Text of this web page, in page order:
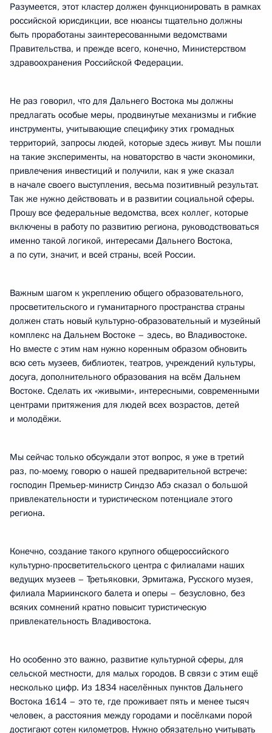
Разумеется, этот кластер должен функционировать в рамках
российской юрисдикции, все нюансы тщательно должны
быть проработаны заинтересованными ведомствами
Правительства, и прежде всего, конечно, Министерством
здравоохранения Российской Федерации.
Не раз говорил, что для Дальнего Востока мы должны
предлагать особые меры, продвинутые механизмы и гибкие
инструменты, учитывающие специфику этих громадных
территорий, запросы людей, которые здесь живут. Мы пошли
на такие эксперименты, на новаторство в части экономики,
привлечения инвестиций и получили, как я уже сказал
в начале своего выступления, весьма позитивный результат.
Так же нужно действовать и в развитии социальной сферы.
Прошу все федеральные ведомства, всех коллег, которые
включены в работу по развитию региона, руководствоваться
именно такой логикой, интересами Дальнего Востока,
а по сути, значит, и всей страны, всей России.
Важным шагом к укреплению общего образовательного,
просветительского и гуманитарного пространства страны
должен стать новый культурно-образовательный и музейный
комплекс на Дальнем Востоке – здесь, во Владивостоке.
Но вместе с этим нам нужно коренным образом обновить
всю сеть музеев, библиотек, театров, учреждений культуры,
досуга, дополнительного образования на всём Дальнем
Востоке. Сделать их «живыми», интересными, современными
центрами притяжения для людей всех возрастов, детей
и молодёжи.
Мы сейчас только обсуждали этот вопрос, я уже в третий
раз, по-моему, говорю о нашей предварительной встрече:
господин Премьер-министр Синдзо Абэ сказал о большой
привлекательности и туристическом потенциале этого
региона.
Конечно, создание такого крупного общероссийского
культурно-просветительского центра с филиалами наших
ведущих музеев – Третьяковки, Эрмитажа, Русского музея,
филиала Мариинского балета и оперы – безусловно, без
всяких сомнений кратно повысит туристическую
привлекательность Владивостока.
Но особенно это важно, развитие культурной сферы, для
сельской местности, для малых городов. В связи с этим ещё
несколько цифр. Из 1834 населённых пунктов Дальнего
Востока 1614 – это те, где проживает пять и менее тысяч
человек, а расстояния между городами и посёлками порой
достигают сотен километров. Нужно обязательно учитывать